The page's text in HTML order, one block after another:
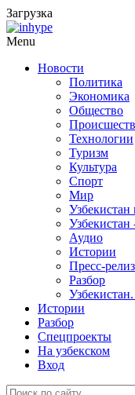
Загрузка
Menu
Новости
Политика
Экономика
Общество
Технологии
Туризм
Культура
Спорт
Мир
Узбекистан
Аудио
Истории
Пресс-
Разбор
Истории
Разбор
Спецпроекты
На узбекском
Вход